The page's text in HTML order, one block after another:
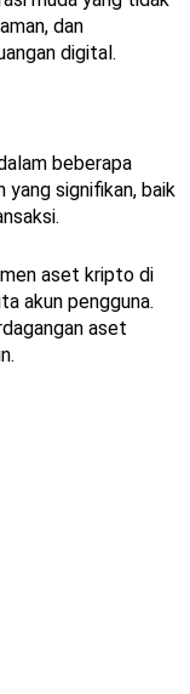
dan
digital.
beberapa
yang signifikan, baik
aset kripto di
akun pengguna.
aset